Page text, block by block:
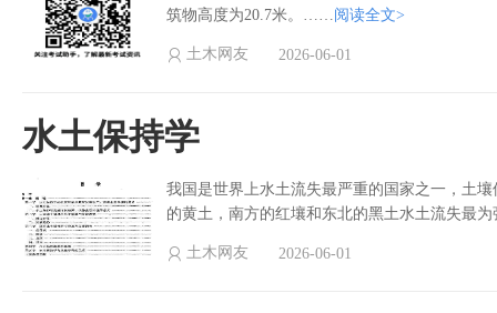
筑物高度为20.7米。……阅读全文>
土木网友 2026-06-01
水土保持学
我国是世界上水土流失最严重的国家之一，土
的黄土，南方的红壤和东北的黑土水土流失最
土木网友 2026-06-01